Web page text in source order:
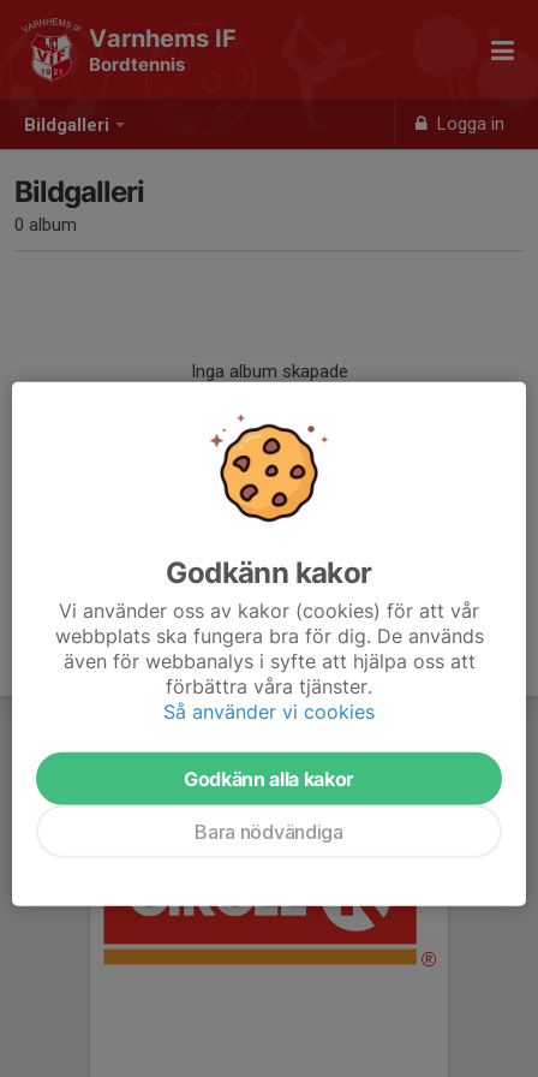
Bildgalleri Logga in
Varnhems IF
Bordtennis
Bildgalleri
0 album
Inga album skapade
Godkänn kakor
Vi använder oss av kakor (cookies) för att vår
webbplats ska fungera bra för dig. De används
även för webbanalys i syfte att hjälpa oss att
förbättra våra tjänster.
Så använder vi cookies
Godkänn alla kakor
Bara nödvändiga